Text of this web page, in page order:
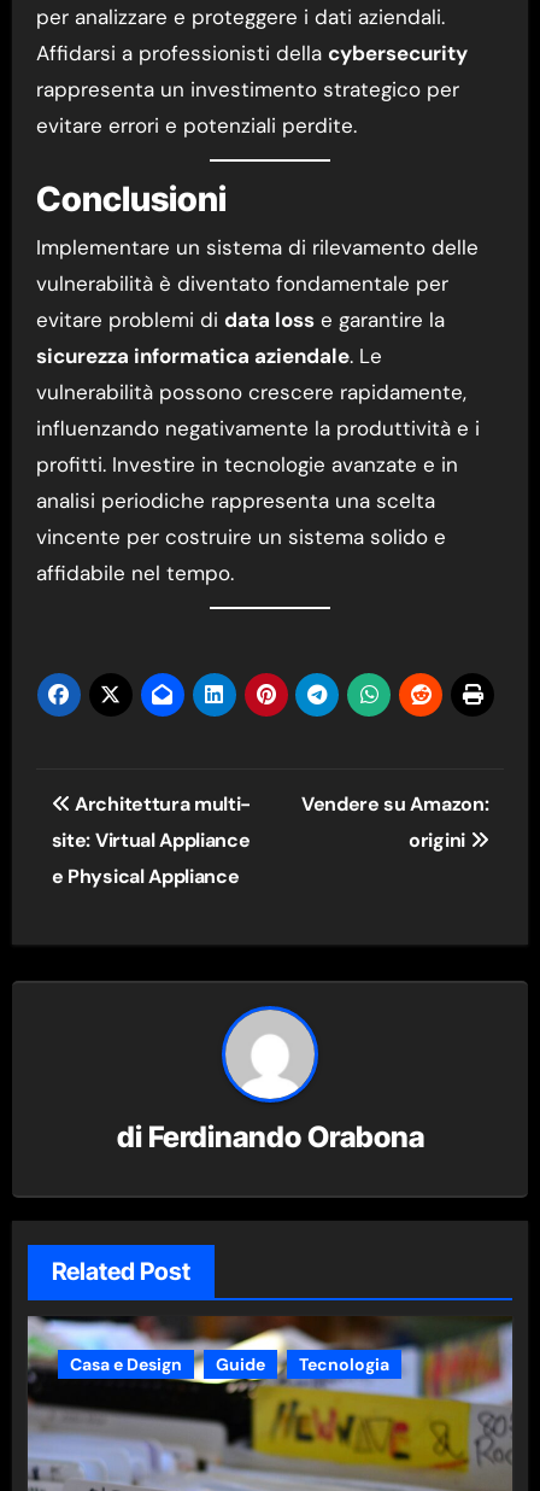
per analizzare e proteggere i dati aziendali.
Affidarsi a professionisti della cybersecurity
rappresenta un investimento strategico per
evitare errori e potenziali perdite.
Conclusioni
Implementare un sistema di rilevamento delle
vulnerabilità è diventato fondamentale per
evitare problemi di data losse garantire la
sicurezza informatica aziendale. Le
vulnerabilità possono crescere rapidamente,
influenzando negativamente la produttività e i
profitti. Investire in tecnologie avanzate e in
analisi periodiche rappresenta una scelta
vincente per costruire un sistema solido e
affidabile nel tempo.
Navigazione
articoli
Architettura multi-
site: Virtual Appliance
e Physical Appliance
Vendere su Amazon:
origini
di Ferdinando Orabona
Related Post
Casa e Design Guide Tecnologia